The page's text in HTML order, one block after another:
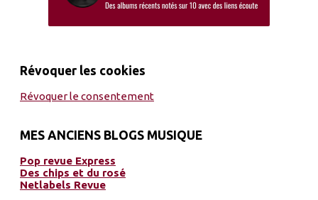
Révoquer les cookies
Révoquer le consentement
MES ANCIENS BLOGS MUSIQUE
Pop revue Express
Des chips et du rosé
Netlabels Revue